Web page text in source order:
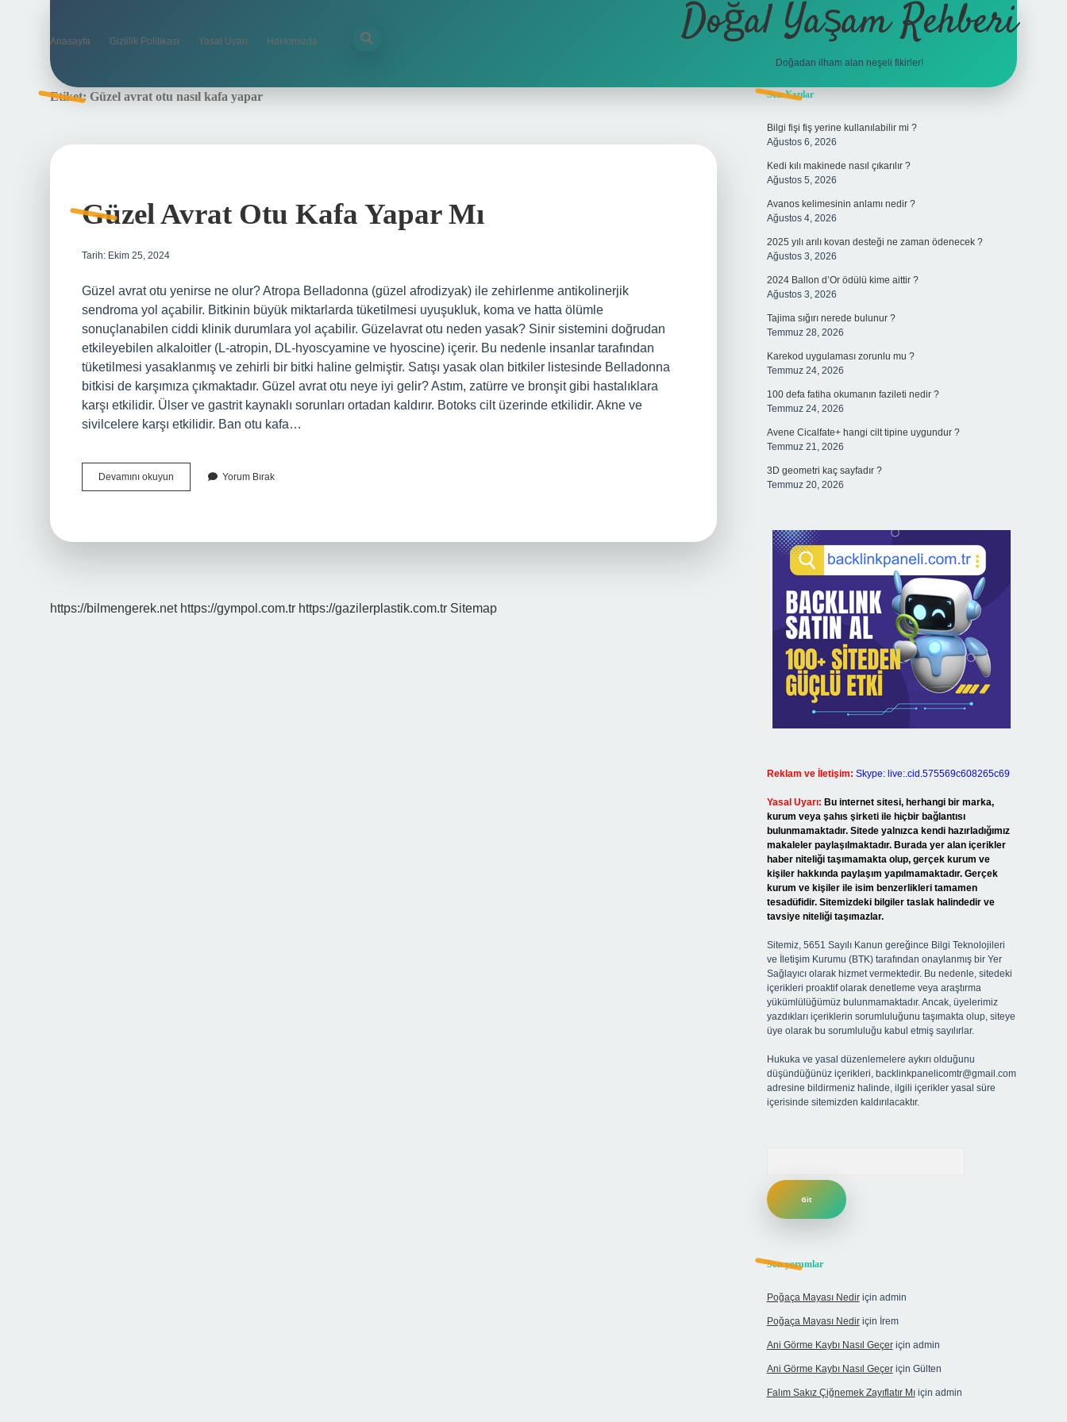
Anasayfa Gizlilik Politikası Yasal Uyarı Hakkımızda Doğal Yaşam Rehberi
Doğadan ilham alan neşeli fikirler!
Etiket: Güzel avrat otu nasıl kafa yapar
Güzel Avrat Otu Kafa Yapar Mı
Tarih: Ekim 25, 2024
Güzel avrat otu yenirse ne olur? Atropa Belladonna (güzel afrodizyak) ile zehirlenme antikolinerjik
sendroma yol açabilir. Bitkinin büyük miktarlarda tüketilmesi uyuşukluk, koma ve hatta ölümle
sonuçlanabilen ciddi klinik durumlara yol açabilir. Güzelavrat otu neden yasak? Sinir sistemini doğrudan
etkileyebilen alkaloitler (L-atropin, DL-hyoscyamine ve hyoscine) içerir. Bu nedenle insanlar tarafından
tüketilmesi yasaklanmış ve zehirli bir bitki haline gelmiştir. Satışı yasak olan bitkiler listesinde Belladonna
bitkisi de karşımıza çıkmaktadır. Güzel avrat otu neye iyi gelir? Astım, zatürre ve bronşit gibi hastalıklara
karşı etkilidir. Ülser ve gastrit kaynaklı sorunları ortadan kaldırır. Botoks cilt üzerinde etkilidir. Akne ve
sivilcelere karşı etkilidir. Ban otu kafa…
Devamını okuyun
Avrat
Yorum Bırak
https://bilmengerek.net https://gympol.com.tr https://gazilerplastik.com.tr Sitemap
Sidebar
Son Yazılar
Bilgi fişi fiş yerine kullanılabilir mi ?
Ağustos 6, 2026
Kedi kılı makinede nasıl çıkarılır ?
Ağustos 5, 2026
Avanos kelimesinin anlamı nedir ?
Ağustos 4, 2026
2025 yılı arılı kovan desteği ne zaman ödenecek ?
Ağustos 3, 2026
2024 Ballon d’Or ödülü kime aittir ?
Ağustos 3, 2026
Tajima sığırı nerede bulunur ?
Temmuz 28, 2026
Karekod uygulaması zorunlu mu ?
Temmuz 24, 2026
100 defa fatiha okumanın fazileti nedir ?
Temmuz 24, 2026
Avene Cicalfate+ hangi cilt tipine uygundur ?
Temmuz 21, 2026
3D geometri kaç sayfadır ?
Temmuz 20, 2026
Reklam ve İletişim: Skype: live:.cid.575569c608265c69
Yasal Uyarı: Bu internet sitesi, herhangi bir marka,
kurum veya şahıs şirketi ile hiçbir bağlantısı
bulunmamaktadır. Sitede yalnızca kendi hazırladığımız
makaleler paylaşılmaktadır. Burada yer alan içerikler
haber niteliği taşımamakta olup, gerçek kurum ve
kişiler hakkında paylaşım yapılmamaktadır. Gerçek
kurum ve kişiler ile isim benzerlikleri tamamen
tesadüfidir. Sitemizdeki bilgiler taslak halindedir ve
tavsiye niteliği taşımazlar.
Sitemiz, 5651 Sayılı Kanun gereğince Bilgi Teknolojileri
ve İletişim Kurumu (BTK) tarafından onaylanmış bir Yer
Sağlayıcı olarak hizmet vermektedir. Bu nedenle, sitedeki
içerikleri proaktif olarak denetleme veya araştırma
yükümlülüğümüz bulunmamaktadır. Ancak, üyelerimiz
yazdıkları içeriklerin sorumluluğunu taşımakta olup, siteye
üye olarak bu sorumluluğu kabul etmiş sayılırlar.
Hukuka ve yasal düzenlemelere aykırı olduğunu
düşündüğünüz içerikleri, backlinkpanelicomtr@gmail.com
adresine bildirmeniz halinde, ilgili içerikler yasal süre
içerisinde sitemizden kaldırılacaktır.
Son yorumlar
Poğaça Mayası Nediriçin admin
Poğaça Mayası Nediriçin İrem
Ani Görme Kaybı Nasıl Geçeriçin admin
Ani Görme Kaybı Nasıl Geçeriçin Gülten
Falım Sakız Çiğnemek Zayıflatır Mıiçin admin